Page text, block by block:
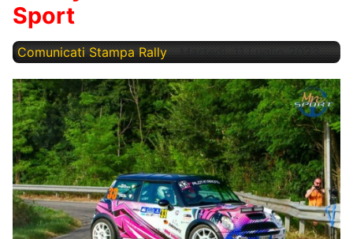
Sport
Comunicati Stampa Rally Martedì, 11 Luglio 2023